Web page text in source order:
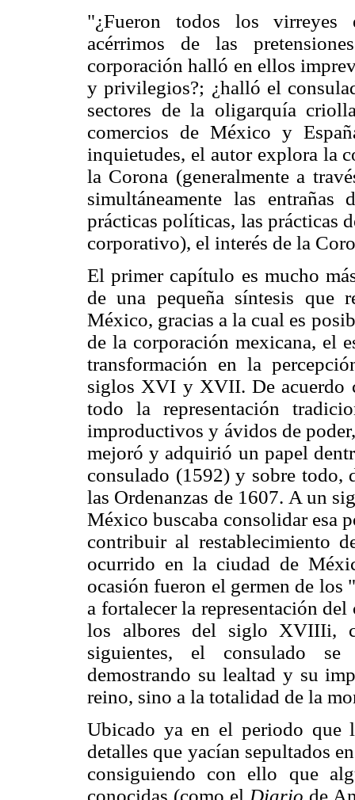
"¿Fueron todos los virreyes
acérrimos de las
corporación halló en ellos
y privilegios?; ¿halló el
sectores de la oligarquía
comercios de México y
inquietudes, el autor explora la
la Corona (generalmente a
simultáneamente las
prácticas políticas, las prácticas
corporativo), el interés de la
El primer capítulo es mucho
de una pequeña síntesis que
México, gracias a la cual es
de la corporación mexicana, el
transformación en la
siglos XVI y XVII. De acuerdo
todo la representación
improductivos y ávidos de
mejoró y adquirió un papel
consulado (1592) y sobre todo,
las Ordenanzas de 1607. A un
México buscaba consolidar esa
contribuir al restablecimiento
ocurrido en la ciudad de
ocasión fueron el germen de los
a fortalecer la representación
los albores del siglo XVIIIi,
siguientes, el consulado
demostrando su lealtad y su
reino, sino a la totalidad de la
Ubicado ya en el periodo que
detalles que yacían sepultados
consiguiendo con ello que
conocidas (como el Diario de